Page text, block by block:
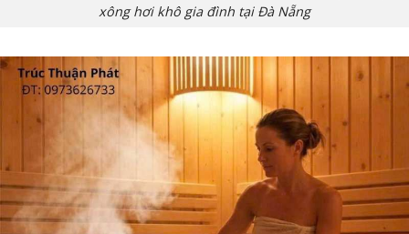
xông hơi khô gia đình tại Đà Nẵng